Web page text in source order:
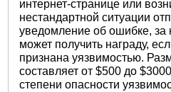
интернет-странице или
нестандартной ситуации
уведомление об ошибке, за
может получить награду,
признана уязвимостью.
составляет от $500 до
степени опасности